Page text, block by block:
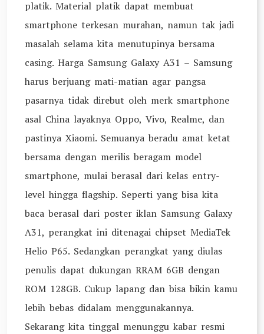
platik. Material platik dapat membuat
smartphone terkesan murahan, namun tak jadi
masalah selama kita menutupinya bersama
casing. Harga Samsung Galaxy A31 – Samsung
harus berjuang mati-matian agar pangsa
pasarnya tidak direbut oleh merk smartphone
asal China layaknya Oppo, Vivo, Realme, dan
pastinya Xiaomi. Semuanya beradu amat ketat
bersama dengan merilis beragam model
smartphone, mulai berasal dari kelas entry-
level hingga flagship. Seperti yang bisa kita
baca berasal dari poster iklan Samsung Galaxy
A31, perangkat ini ditenagai chipset MediaTek
Helio P65. Sedangkan perangkat yang diulas
penulis dapat dukungan RRAM 6GB dengan
ROM 128GB. Cukup lapang dan bisa bikin kamu
lebih bebas didalam menggunakannya.
Sekarang kita tinggal menunggu kabar resmi